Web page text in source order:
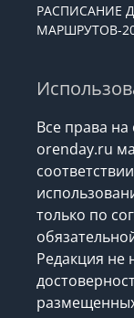
РАСПИСАНИЕ
МАРШРУТОВ-
Все права
orenday.ru
только по
Редакция не